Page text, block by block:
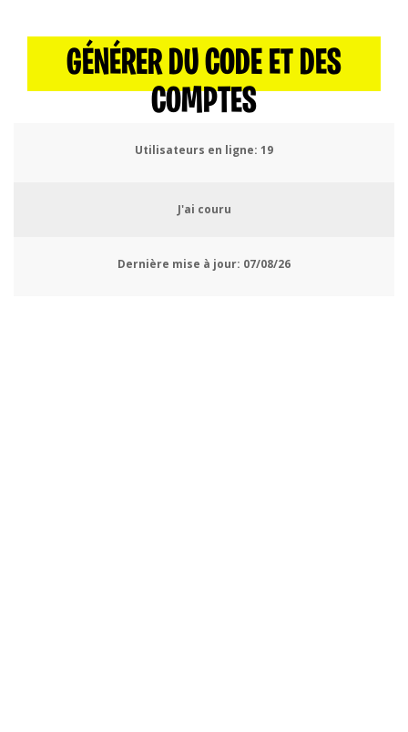
GÉNÉRER DU CODE ET DES
COMPTES
Utilisateurs en ligne: 19
J'ai couru
Dernière mise à jour: 07/08/26